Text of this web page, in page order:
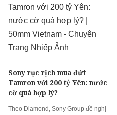
Sony rục rịch mua đứt
Tamron với 200 tỷ Yên: nước
cờ quá hợp lý?
Theo Diamond, Sony Group đề nghị